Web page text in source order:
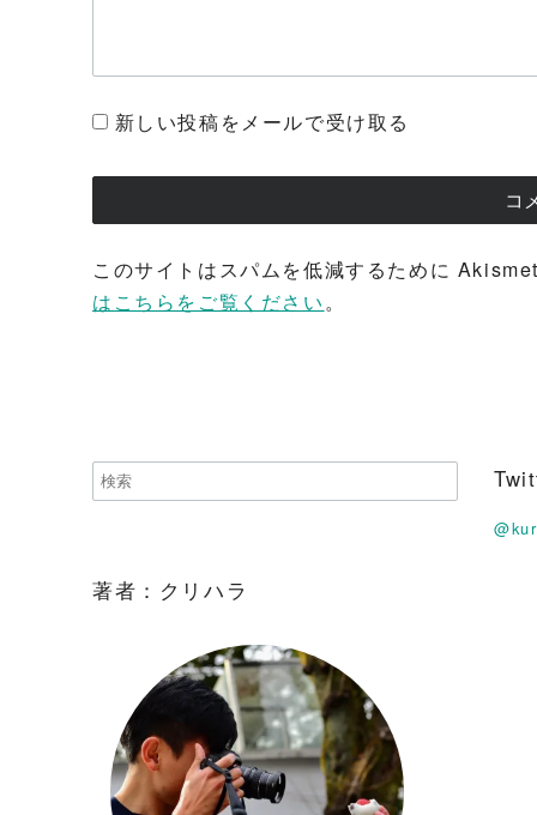
新しい投稿をメールで受け取る
このサイトはスパムを低減するために
はこちらをご覧ください。
著者：クリハラ